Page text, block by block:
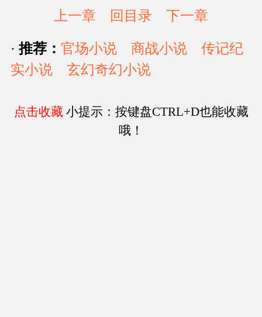
上一章 回目录 下一章
· 推荐： 官场小说 商战小说
传记纪
实小说
玄幻奇幻小说
点击收藏 小提示：按键盘CTRL+D也能收藏
哦！